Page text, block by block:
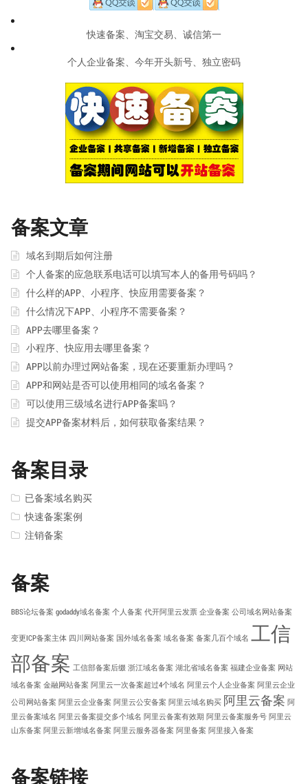
快速备案、淘宝交易、诚信第一
个人企业备案、今年开头新号、独立密码
备案文章
域名到期后如何注册
个人备案的应急联系电话可以填写本人的备用号码吗？
什么样的APP、小程序、快应用需要备案？
什么情况下APP、小程序不需要备案？
APP去哪里备案？
小程序、快应用去哪里备案？
APP以前办理过网站备案，现在还要重新办理吗？
APP和网站是否可以使用相同的域名备案？
可以使用三级域名进行APP备案吗？
提交APP备案材料后，如何获取备案结果？
备案目录
已备案域名购买
快速备案案例
注销备案
备案
BBS论坛备案 godaddy域名备案 个人备案 代开阿里云发票 企业备案 公司域名网站备案
变更ICP备案主体 四川网站备案 国外域名备案 域名备案 备案几百个域名 工信
部备案 工信部备案后缀 浙江域名备案 湖北省域名备案 福建企业备案 网站
域名备案 金融网站备案 阿里云一次备案超过4个域名 阿里云个人企业备案 阿里云企业
公司网站备案 阿里云企业备案 阿里云公安备案 阿里云域名购买 阿里云备案 阿
里云备案域名 阿里云备案提交多个域名 阿里云备案有效期 阿里云备案服务号 阿里云
山东备案 阿里云新增域名备案 阿里云服务器备案 阿里备案 阿里接入备案
备案链接